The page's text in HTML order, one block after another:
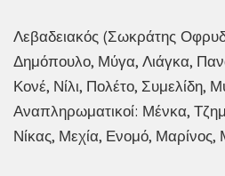
Λεβαδειακός (Σωκράτης
Δημόπουλο, Μύγα, Λιάγκα,
Κονέ, Νίλι, Πολέτο, Συμελίδη,
Αναπληρωματικοί: Μένκα,
Νίκας, Μεχία, Ενομό, Μαρίνος,